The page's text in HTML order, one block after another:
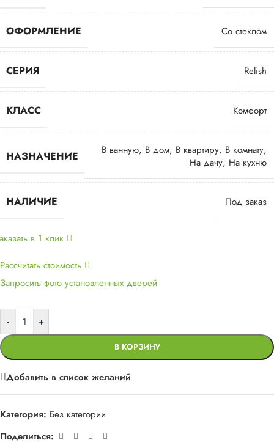
ОФОРМЛЕНИЕ Со стеклом
СЕРИЯ Relish
КЛАСС Комфорт
НАЗНАЧЕНИЕ В ванную, В дом, В квартиру, В комнату,
На дачу, На кухню
НАЛИЧИЕ Под заказ
в 1 клик
Рассчитать стоимость
Запросить фото установленных дверей
- +
В КОРЗИНУ
Добавить в список желаний
Категория: Без категории
Поделиться: